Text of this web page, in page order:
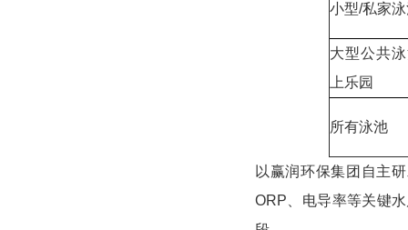
小型/私家
大型公共
上乐园
所有泳池
以赢润环保集团自主
ORP、电导率等关键